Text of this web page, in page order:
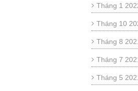
Tháng 1
Tháng 10
Tháng 8
Tháng 7
Tháng 5